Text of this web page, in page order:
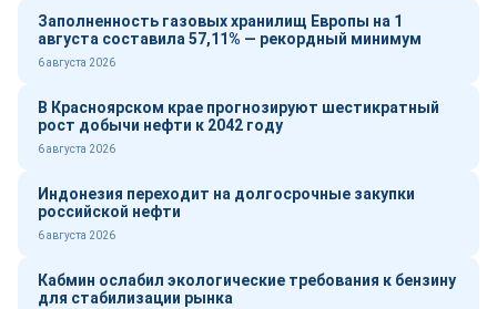
Заполненность газовых хранилищ Европы на 1
августа составила 57,11% — рекордный минимум
6 августа 2026
В Красноярском крае прогнозируют шестикратный
рост добычи нефти к 2042 году
6 августа 2026
Индонезия переходит на долгосрочные закупки
российской нефти
6 августа 2026
Кабмин ослабил экологические требования к бензину
для стабилизации рынка